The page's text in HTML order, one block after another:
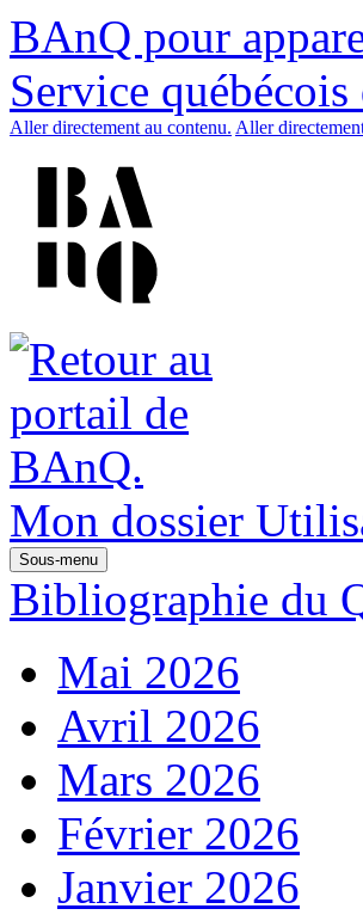
BAnQ pour
Service
Aller directement au contenu. Aller
Mon dossier
Sous-menu
Bibliographie du
Mai 2026
Avril 2026
Mars 2026
Février 2026
Janvier 2026